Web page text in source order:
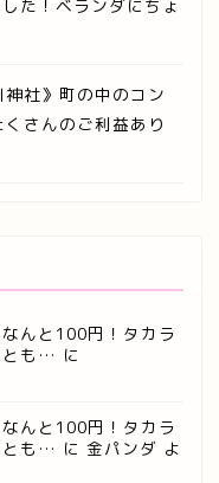
た！ベランダにちょ
社》町の中のコン
さんのご利益あり
んと100円！タカラ
とも… に
んと100円！タカラ
とも… に 金パンダ よ